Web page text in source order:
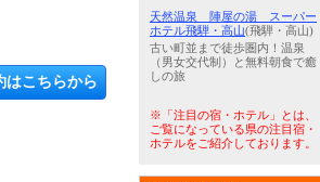
はこちらから
天然温泉 陣屋の湯 スーパー
ホテル飛騨・高山(飛騨・高山)
古い町並まで徒歩圏内！温泉
（男女交代制）と無料朝食で癒
しの旅
※「注目の宿・ホテル」とは、
ご覧になっている県の注目宿・
ホテルをご紹介しております。